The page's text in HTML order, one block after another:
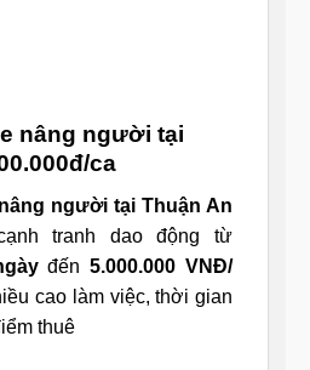
nâng người tại
ca
người tại Thuận An
tranh dao động từ
đến5.000.000 VNĐ/
cao làm việc, thời gian
thuê